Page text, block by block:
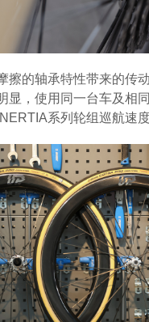
擦的轴承特性带来的传
显，使用同一台车及相
系列轮组巡航速度